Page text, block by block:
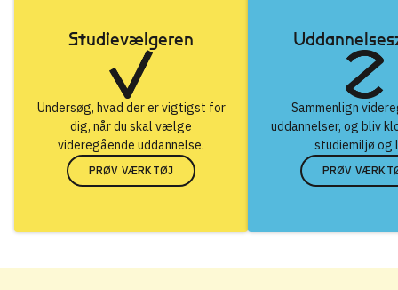
Studievælgeren
Undersøg, hvad der er vigtigst for
dig, når du skal vælge
videregående uddannelse.
PRØV VÆRKTØJ
Sammenlign
uddannelser, og bliv
studiemiljø og
PRØV